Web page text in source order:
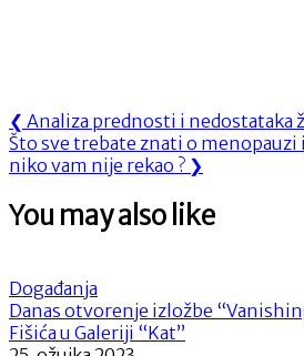
Navigacija
objava
❮ Previous
Post:
Analiza prednosti i nedostataka
Next
Post:
Što sve trebate znati o
niko vam nije rekao ? ❯
You may also like
Događanja
Danas otvorenje izložbe
Fišića u Galeriji “Kat”